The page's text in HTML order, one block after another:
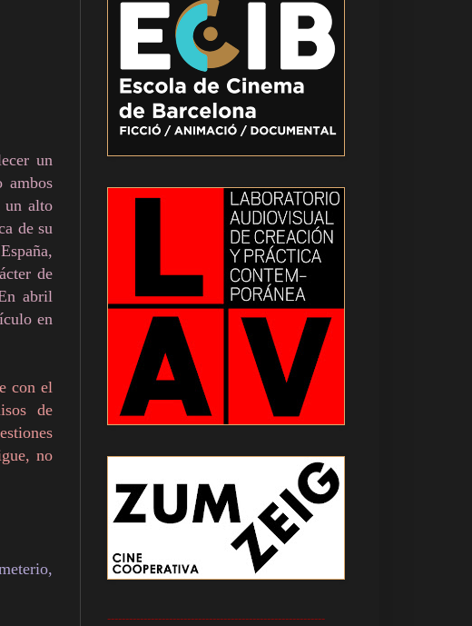
un
ambos
un alto
de su
de
abril
en
con el
de
no
------------------------------------------------------------